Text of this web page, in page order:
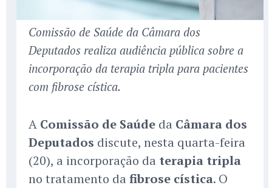
Comissão de Saúde da Câmara dos
Deputados realiza audiência pública sobre a
incorporação da terapia tripla para pacientes
com fibrose cística.
A Comissão de Saúde da Câmara dos
Deputados discute, nesta quarta-feira
(20), a incorporação da terapia tripla
no tratamento da fibrose cística. O